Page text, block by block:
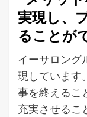
実現し、
ることが
イーサロング
現しています
事を終えるこ
充実させるこ